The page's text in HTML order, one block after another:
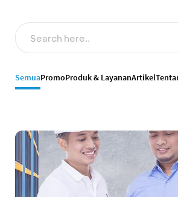
SemuaPromoProduk & LayananArtikel